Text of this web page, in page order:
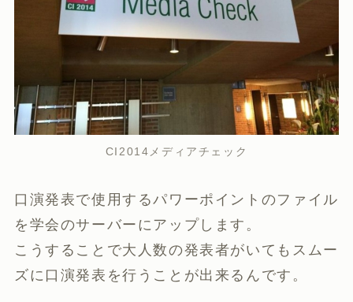
CI2014メディアチェック
口演発表で使用するパワーポイントのファイル
を学会のサーバーにアップします。
こうすることで大人数の発表者がいてもスムー
ズに口演発表を行うことが出来るんです。